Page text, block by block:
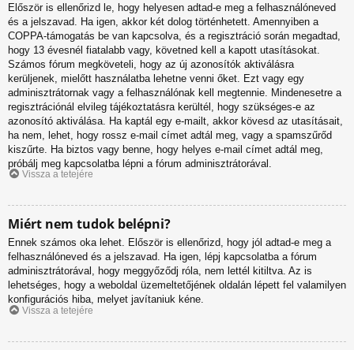
Először is ellenőrizd le, hogy helyesen adtad-e meg a felhasználóneved
és a jelszavad. Ha igen, akkor két dolog történhetett. Amennyiben a
COPPA-támogatás be van kapcsolva, és a regisztráció során megadtad,
hogy 13 évesnél fiatalabb vagy, követned kell a kapott utasításokat.
Számos fórum megköveteli, hogy az új azonosítók aktiválásra
kerüljenek, mielőtt használatba lehetne venni őket. Ezt vagy egy
adminisztrátornak vagy a felhasználónak kell megtennie. Mindenesetre a
regisztrációnál elvileg tájékoztatásra kerültél, hogy szükséges-e az
azonosító aktiválása. Ha kaptál egy e-mailt, akkor kövesd az utasításait,
ha nem, lehet, hogy rossz e-mail címet adtál meg, vagy a spamszűrőd
kiszűrte. Ha biztos vagy benne, hogy helyes e-mail címet adtál meg,
próbálj meg kapcsolatba lépni a fórum adminisztrátorával.
Vissza a tetejére
Miért nem tudok belépni?
Ennek számos oka lehet. Először is ellenőrizd, hogy jól adtad-e meg a
felhasználóneved és a jelszavad. Ha igen, lépj kapcsolatba a fórum
adminisztrátorával, hogy meggyőződj róla, nem lettél kitiltva. Az is
lehetséges, hogy a weboldal üzemeltetőjének oldalán lépett fel valamilyen
konfigurációs hiba, melyet javítaniuk kéne.
Vissza a tetejére